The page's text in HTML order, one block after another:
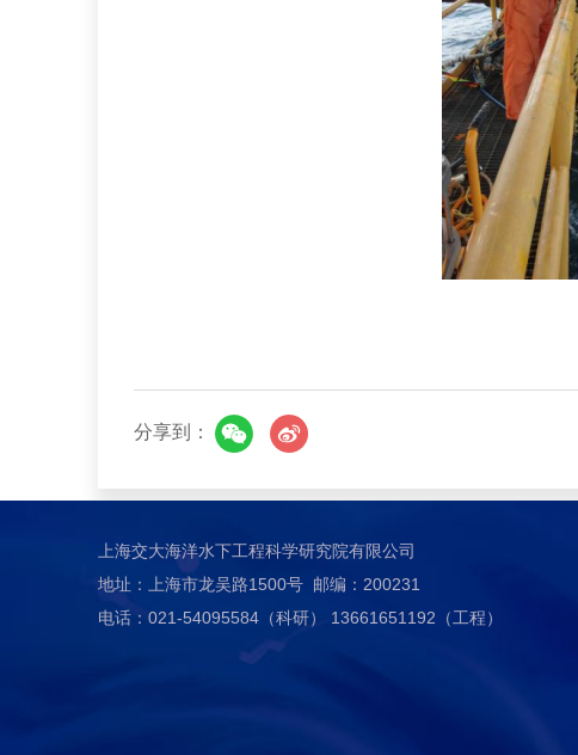
分享到：
上海交大海洋水下工程科学研究院有限公司
地址：上海市龙吴路1500号 邮编：200231
电话：021-54095584（科研） 13661651192（工程）